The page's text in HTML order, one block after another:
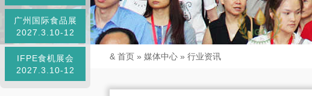
广州国际食品展
2027.3.10-12
IFPE食机展会
2027.3.10-12
& 首页 » 媒体中心 » 行业资讯